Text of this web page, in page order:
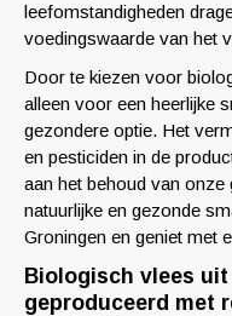
leefomstandigheden
voedingswaarde van het
Door te kiezen voor
alleen voor een heerlijke
gezondere optie. Het
en pesticiden in de
aan het behoud van
natuurlijke en gezonde
Groningen en geniet met
Biologisch vlees
geproduceerd met